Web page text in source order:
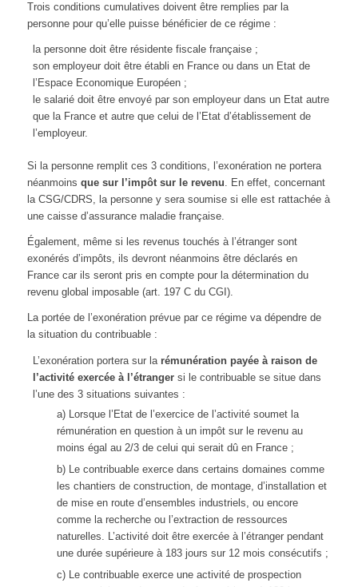
Trois conditions cumulatives doivent être remplies par la
personne pour qu’elle puisse bénéficier de ce régime :
la personne doit être résidente fiscale française ;
son employeur doit être établi en France ou dans un Etat de
l’Espace Economique Européen ;
le salarié doit être envoyé par son employeur dans un Etat autre
que la France et autre que celui de l’Etat d’établissement de
l’employeur.
Si la personne remplit ces 3 conditions, l’exonération ne portera
néanmoins que sur l’impôt sur le revenu. En effet, concernant
la CSG/CDRS, la personne y sera soumise si elle est rattachée à
une caisse d’assurance maladie française.
Également, même si les revenus touchés à l’étranger sont
exonérés d’impôts, ils devront néanmoins être déclarés en
France car ils seront pris en compte pour la détermination du
revenu global imposable (art. 197 C du CGI).
La portée de l’exonération prévue par ce régime va dépendre de
la situation du contribuable :
L’exonération portera sur la rémunération payée à raison de
l’activité exercée à l’étranger si le contribuable se situe dans
l’une des 3 situations suivantes :
a) Lorsque l’Etat de l’exercice de l’activité soumet la
rémunération en question à un impôt sur le revenu au
moins égal au 2/3 de celui qui serait dû en France ;
b) Le contribuable exerce dans certains domaines comme
les chantiers de construction, de montage, d’installation et
de mise en route d’ensembles industriels, ou encore
comme la recherche ou l’extraction de ressources
naturelles. L’activité doit être exercée à l’étranger pendant
une durée supérieure à 183 jours sur 12 mois consécutifs ;
c) Le contribuable exerce une activité de prospection